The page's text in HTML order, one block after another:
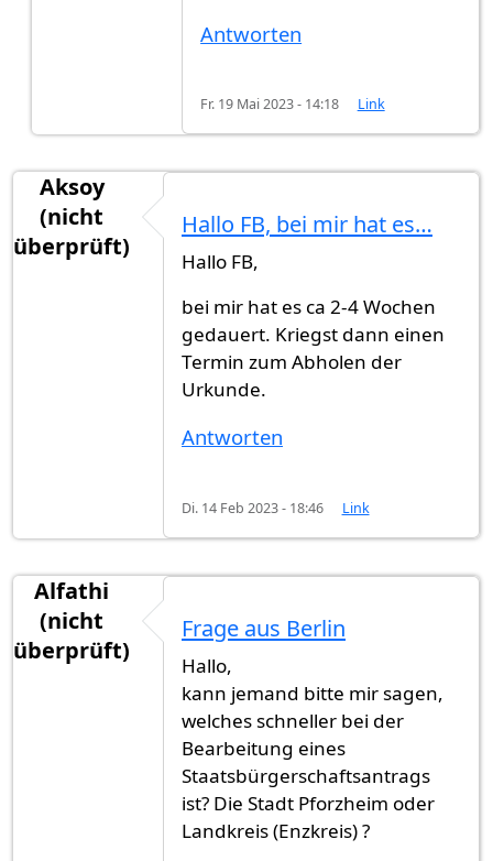
Antworten
Fr. 19 Mai 2023 - 14:18 Link
Aksoy
(nicht
überprüft)
Hallo FB, bei mir hat es…
Hallo FB,
bei mir hat es ca 2-4 Wochen
gedauert. Kriegst dann einen
Termin zum Abholen der
Urkunde.
Antworten
Di. 14 Feb 2023 - 18:46 Link
Alfathi
(nicht
überprüft)
Frage aus Berlin
Hallo,
kann jemand bitte mir sagen,
welches schneller bei der
Bearbeitung eines
Staatsbürgerschaftsantrags
ist? Die Stadt Pforzheim oder
Landkreis (Enzkreis) ?